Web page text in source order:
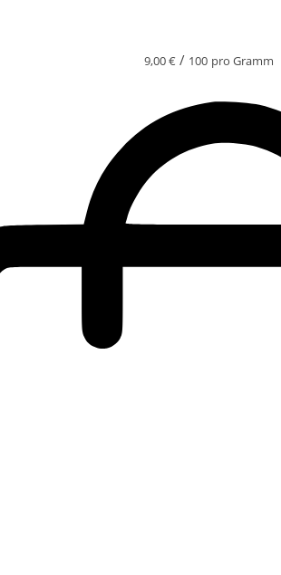
9,00€ / 100 pro Gramm